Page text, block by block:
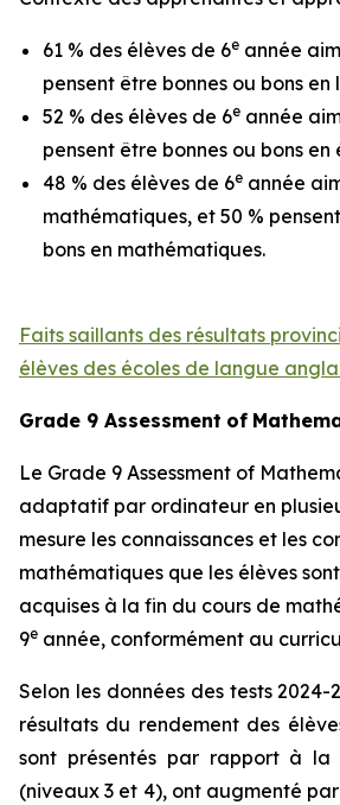
61 % des élèves de 6e année
pensent être bonnes ou bons en
52 % des élèves de 6e année
pensent être bonnes ou bons en
48 % des élèves de 6e année
mathématiques, et 50 %
bons en mathématiques.
Faits saillants des résultats
élèves des écoles de langue
Grade 9 Assessment of
Le Grade 9 Assessment of
adaptatif par ordinateur en
mesure les connaissances et les
mathématiques que les élèves
acquises à la fin du cours de
9e année, conformément au
Selon les données des tests 2024-
résultats du rendement des
sont présentés par rapport à la
(niveaux 3 et 4), ont augmenté